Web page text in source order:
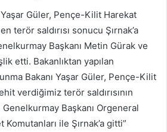
Güler, Pençe-Kilit Harekat
terör saldırısı sonucu Şırnak’a
Başkanı Metin Gürak ve
etti. Bakanlıktan yapılan
Bakanı Yaşar Güler, Pençe-Kilit
verdiğimiz terör saldırısının
Başkanı Orgeneral
ile Şırnak’a gitti”